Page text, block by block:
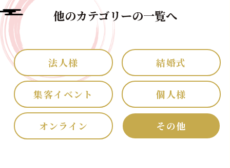
他のカテゴリーの一覧へ
法人様 結婚式
集客イベント 個人様
オンライン その他